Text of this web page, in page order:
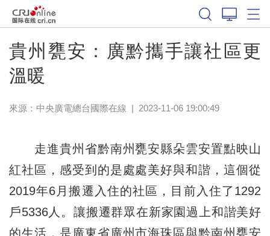
貴州甕安：廣黔攜手讓社區更
溫暖
來源：中央廣電總台國際在線 | 2023-11-06 19:00:49
走進貴州省黔南州甕安縣朵雲安置點映山
紅社區，感受到的是處處美好與和諧，這個從
2019年6月搬遷入住的社區，目前入住了1292
戶5336人。讓搬遷群眾在新家園過上和諧美好
的生活，是廣東省廣州市海珠區與黔南州甕安